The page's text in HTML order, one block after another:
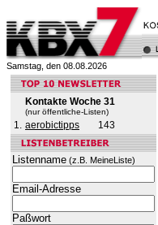
Samstag, den 08.08.2026
Kontakte Woche 31
(nur öffentliche-Listen)
1. aerobictipps 143
Listenname (z.B. MeineListe)
Email-Adresse
Paßwort